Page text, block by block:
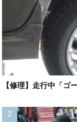
【修理】走行中「ゴ